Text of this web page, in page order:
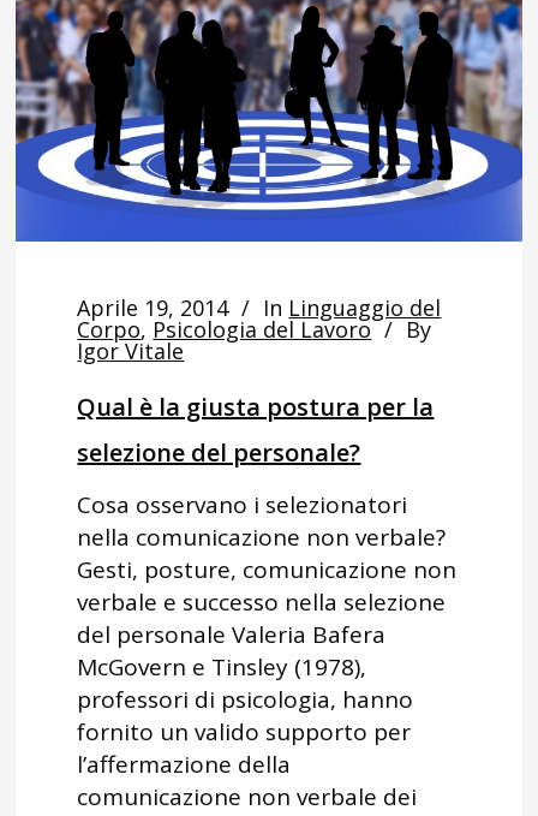
Aprile 19, 2014 In Linguaggio del
Corpo, Psicologia del Lavoro By
Igor Vitale
Qual è la giusta postura per la
selezione del personale?
Cosa osservano i selezionatori
nella comunicazione non verbale?
Gesti, posture, comunicazione non
verbale e successo nella selezione
del personale Valeria Bafera
McGovern e Tinsley (1978),
professori di psicologia, hanno
fornito un valido supporto per
l’affermazione della
comunicazione non verbale dei